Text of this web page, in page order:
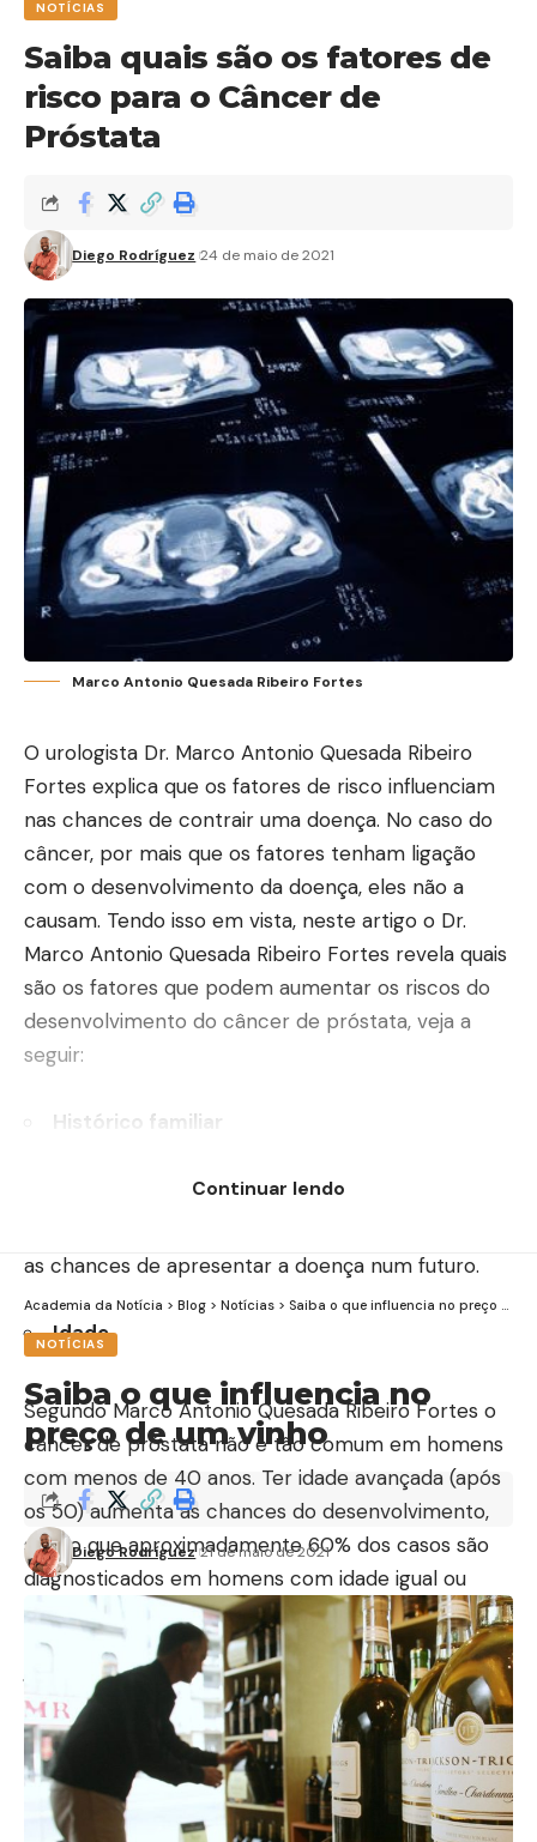
NOTÍCIAS
Saiba quais são os fatores de
risco para o Câncer de
Próstata
Diego Rodríguez 24 de maio de 2021
Marco Antonio Quesada Ribeiro Fortes
O urologista Dr. Marco Antonio Quesada Ribeiro
Fortes explica que os fatores de risco influenciam
nas chances de contrair uma doença. No caso do
câncer, por mais que os fatores tenham ligação
com o desenvolvimento da doença, eles não a
causam. Tendo isso em vista, neste artigo o Dr.
Marco Antonio Quesada Ribeiro Fortes revela quais
são os fatores que podem aumentar os riscos do
desenvolvimento do câncer de próstata, veja a
seguir:
Histórico familiar
Ter parentes de primeiro grau diagnosticados com
as chances de apresentar a doença num futuro.
Idade
Segundo Marco Antonio Quesada Ribeiro Fortes o
câncer de próstata não é tão comum em homens
com menos de 40 anos. Ter idade avançada (após
os 50) aumenta as chances do desenvolvimento,
sendo que aproximadamente 60% dos casos são
diagnosticados em homens com idade igual ou
superior a 65 anos.
Alterações genéticas
O urologista Dr. Marco Antonio Quesada Ribeiro
Fortes revela que alterações genéticas hereditárias
aumentam os riscos do desenvolvimento de
Continuar lendo
Academia da Notícia > Blog > Notícias > Saiba o que influencia no preço de um vinho
NOTÍCIAS
Saiba o que influencia no
preço de um vinho
Diego Rodríguez 21 de maio de 2021